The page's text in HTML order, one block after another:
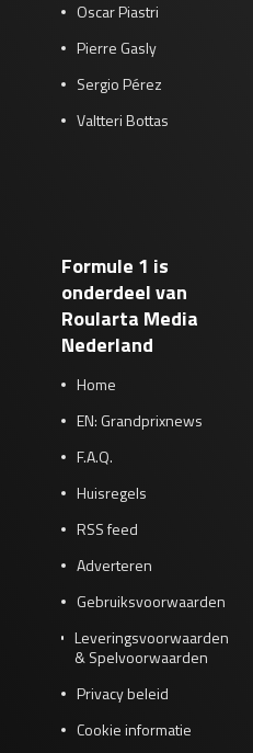
Oscar Piastri
Pierre Gasly
Sergio Pérez
Valtteri Bottas
Formule 1 is
onderdeel van
Roularta Media
Nederland
Home
EN: Grandprixnews
F.A.Q.
Huisregels
RSS feed
Adverteren
Gebruiksvoorwaarden
Leveringsvoorwaarden
& Spelvoorwaarden
Privacy beleid
Cookie informatie